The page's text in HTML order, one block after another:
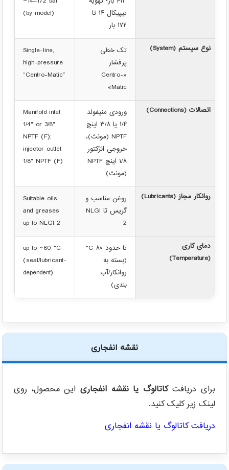
تیپیکال ۱۴ تا
۱۷۲ بار
(by model)
نوع سیستم (System)
تک خطی
پرفشار
«Centro-
Matic»
Single-line,
high-pressure
“Centro-Matic”
اتصالات (Connections)
ورودی منیفولد
‎۱/۴ یا ‎۳/۸ اینچ
NPTF (مونث)،
خروجی انژکتور
‎۱/۸ اینچ NPTF
(مونث)
Manifold inlet
1/4" or 3/8"
NPTF (F);
injector outlet
1/8" NPTF (F)
روانکار مجاز (Lubricants)
روغن مناسب و
گریس تا NLGI
2
Suitable oils
and greases
up to NLGI 2
دمای کاری
(Temperature)
تا حدود ‎°C ۸۰
(بسته به
روانکار/آب
بندی)
up to ~80 °C
(seal/lubricant-
dependent)
نقشه انفجاری
برای دریافتکاتالوگ یا نقشه انفجاری این محصول، روی
لینک زیر کلیک کنید.
دریافت کاتالوگ یا نقشه انفجاری